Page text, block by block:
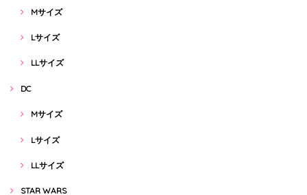
Mサイズ
Lサイズ
LLサイズ
DC
Mサイズ
Lサイズ
LLサイズ
STAR WARS